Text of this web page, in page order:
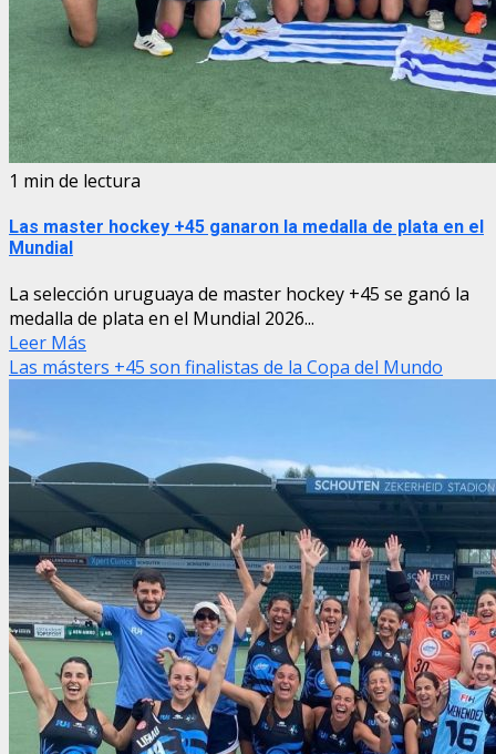
1 min de lectura
Las master hockey +45 ganaron la medalla de plata en el
Mundial
La selección uruguaya de master hockey +45 se ganó la
medalla de plata en el Mundial 2026...
Leer Más
Las másters +45 son finalistas de la Copa del Mundo